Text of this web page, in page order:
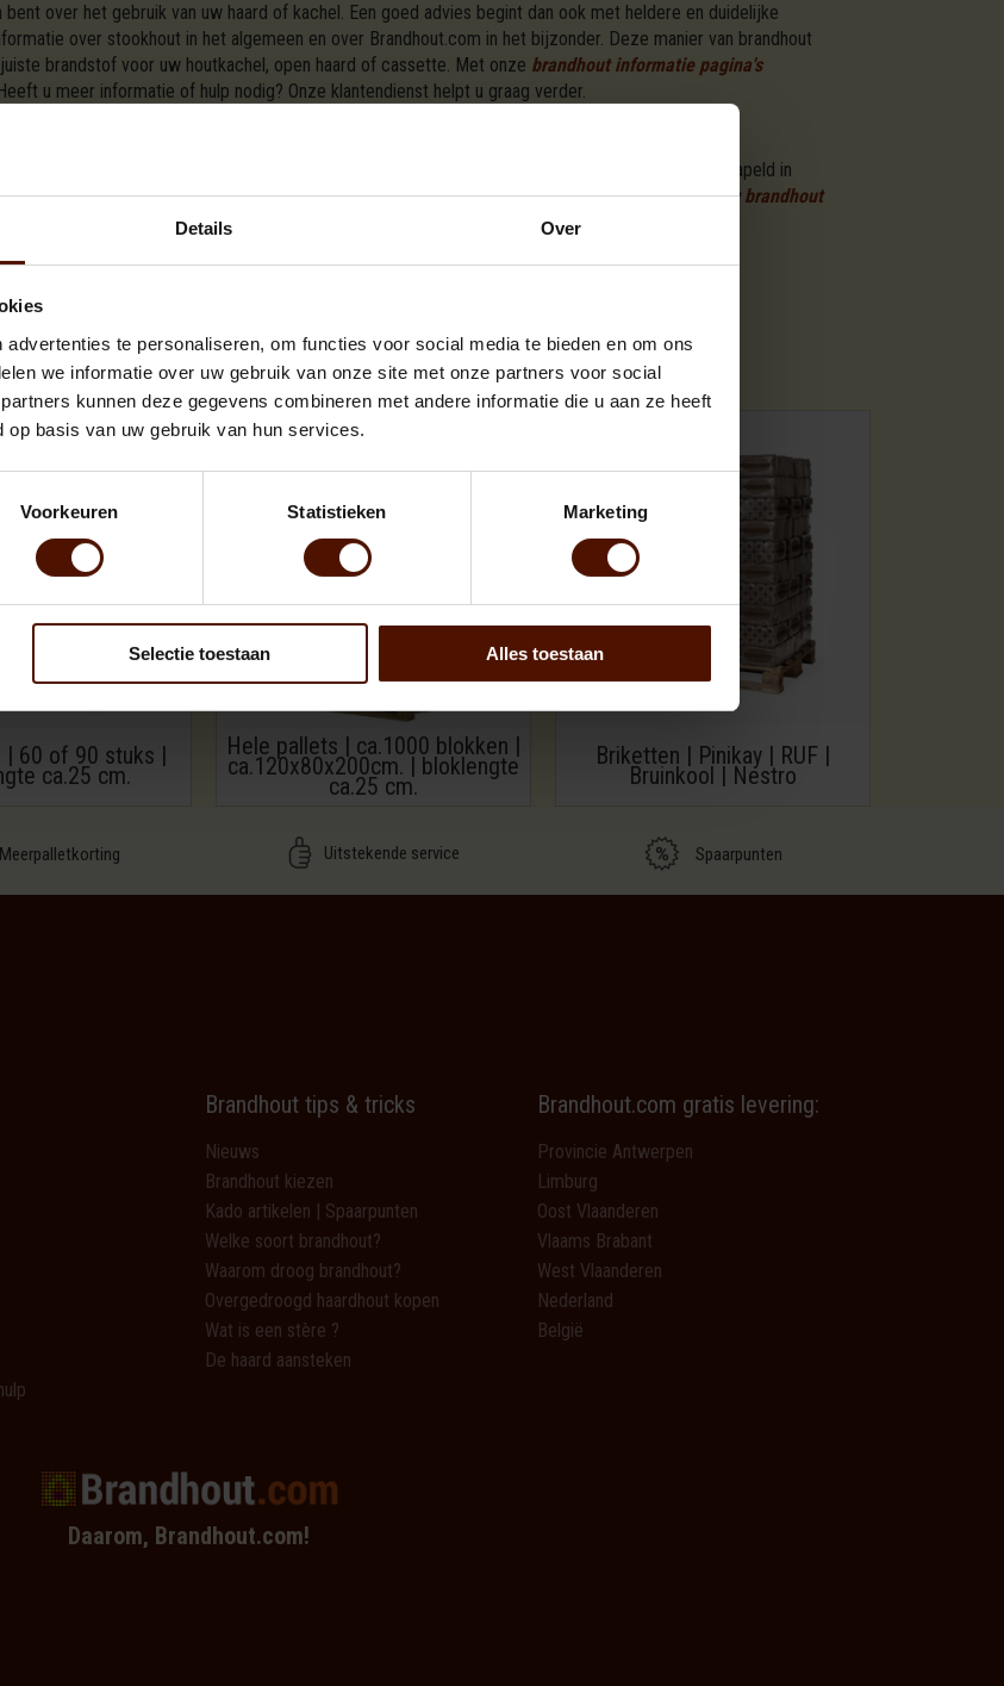
Details Over
te personaliseren, om functies voor social media te bieden en om ons
we informatie over uw gebruik van onze site met onze partners voor social
kunnen deze gegevens combineren met andere informatie die u aan ze heeft
basis van uw gebruik van hun services.
Voorkeuren Statistieken Marketing
Selectie toestaan Alles toestaan
over het gebruik van uw haard of kachel. Een goed advies begint dan ook met heldere en duidelijke
over stookhout in het algemeen en over Brandhout.com in het bijzonder. Deze manier van brandhout
brandstof voor uw houtkachel, open haard of cassette. Met onze brandhout informatie pagina's
u meer informatie of hulp nodig? Onze klantendienst helpt u graag verder.
u online brandhout kunt kopen in Malle. Ook de introductie van ovengedroogd brandhout gestapeld in
En wat dacht u van de gratis levering in Malle? In een paar eenvoudige stappenbesteld u hier uw brandhout
Wilt u liever telefonisch bestellen? Onze klantendienst helpt u graag verder.
KEUZE VOOR DE BESCHIKBARE ASSORTIMENTEN
| 60 of 90 stuks |
ca.25 cm.
Hele pallets | ca.1000 blokken |
ca.120x80x200cm. | bloklengte
ca.25 cm.
Briketten | Pinikay | RUF |
Bruinkool | Nestro
Meerpalletkorting Uitstekende service Spaarpunten
Brandhout tips & tricks
Nieuws
Brandhout kiezen
Kado artikelen | Spaarpunten
Welke soort brandhout?
Waarom droog brandhout?
Overgedroogd haardhout kopen
Wat is een stère ?
De haard aansteken
Brandhout.com gratis levering:
Provincie Antwerpen
Limburg
Oost Vlaanderen
Vlaams Brabant
West Vlaanderen
Nederland
België
Daarom, Brandhout.com!